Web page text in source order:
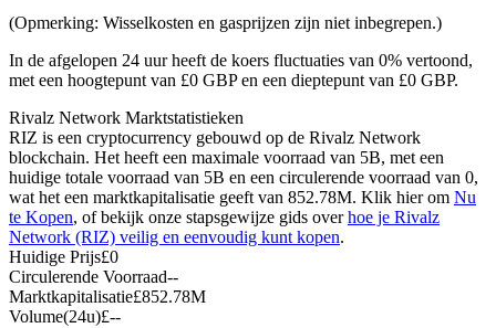
USDC-futures
Futures met USDC als onderpand
(Opmerking: Wisselkosten en gasprijzen zijn niet inbegrepen.)
In de afgelopen 24 uur heeft de koers fluctuaties van 0% vertoond,
met een hoogtepunt van £0 GBP en een dieptepunt van £0 GBP.
Rivalz Network Marktstatistieken
RIZ is een cryptocurrency gebouwd op de Rivalz Network
blockchain. Het heeft een maximale voorraad van 5B, met een
huidige totale voorraad van 5B en een circulerende voorraad van 0,
wat het een marktkapitalisatie geeft van 852.78M. Klik hier om Nu
te Kopen, of bekijk onze stapsgewijze gids overhoe je Rivalz
Network (RIZ) veilig en eenvoudig kunt kopen.
Huidige Prijs£0
Circulerende Voorraad--
Marktkapitalisatie£852.78M
Volume(24u)£--